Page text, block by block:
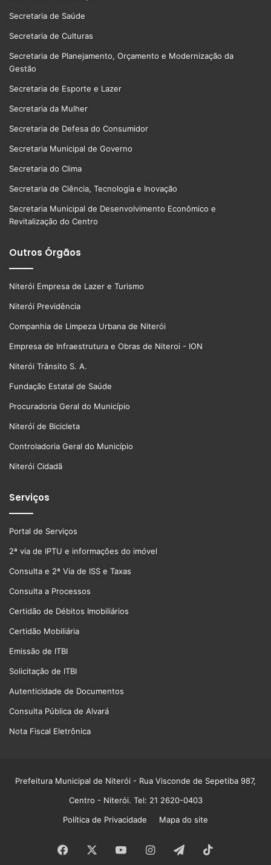
Secretaria de Saúde
Secretaria de Culturas
Secretaria de Planejamento, Orçamento e Modernização da
Gestão
Secretaria de Esporte e Lazer
Secretaria da Mulher
Secretaria de Defesa do Consumidor
Secretaria Municipal de Governo
Secretaria do Clima
Secretaria de Ciência, Tecnologia e Inovação
Secretaria Municipal de Desenvolvimento Econômico e
Revitalização do Centro
Outros Órgãos
Niterói Empresa de Lazer e Turismo
Niterói Previdência
Companhia de Limpeza Urbana de Niterói
Empresa de Infraestrutura e Obras de Niteroi - ION
Niterói Trânsito S. A.
Fundação Estatal de Saúde
Procuradoria Geral do Município
Niterói de Bicicleta
Controladoria Geral do Município
Niterói Cidadã
Serviços
Portal de Serviços
2ª via de IPTU e informações do imóvel
Consulta e 2ª Via de ISS e Taxas
Consulta a Processos
Certidão de Débitos Imobiliários
Certidão Mobiliária
Emissão de ITBI
Solicitação de ITBI
Autenticidade de Documentos
Consulta Pública de Alvará
Nota Fiscal Eletrônica
Prefeitura Municipal de Niterói - Rua Visconde de Sepetiba 987,
Centro - Niterói. Tel: 21 2620-0403
Política de Privacidade
Mapa do site
Facebook YouTubeInstagram
Telegram